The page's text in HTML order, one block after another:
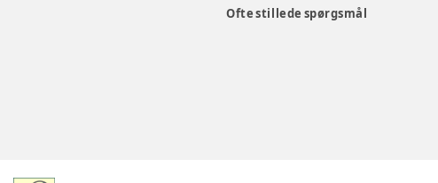
Ofte stillede spørgsmål